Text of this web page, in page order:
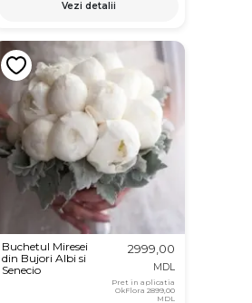
Vezi detalii
Buchetul Miresei
din Bujori Albi si
Senecio
2999,00
MDL
Pret in aplicatia
OkFlora2899,00
MDL